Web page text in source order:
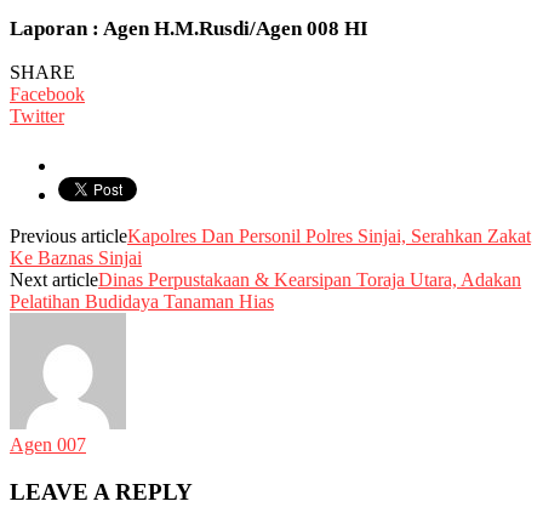
Laporan : Agen H.M.Rusdi/Agen 008 HI
SHARE
Facebook
Twitter
Previous articleKapolres Dan Personil Polres Sinjai, Serahkan Zakat
Ke Baznas Sinjai
Next articleDinas Perpustakaan & Kearsipan Toraja Utara, Adakan
Pelatihan Budidaya Tanaman Hias
Agen 007
LEAVE A REPLY